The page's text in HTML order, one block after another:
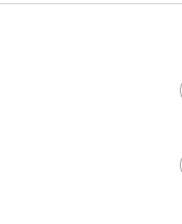
μεγάλες.
από
φορέα
διατηρώντας